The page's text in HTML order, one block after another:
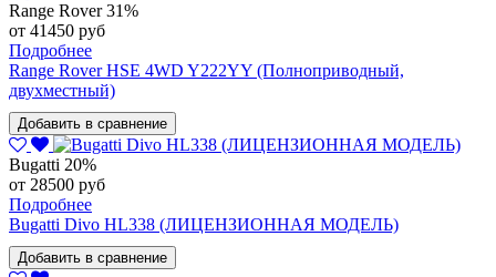
Range Rover31%
от 41450 руб
Подробнее
Range Rover HSE 4WD Y222YY (Полноприводный,
двухместный)
Добавить в сравнение
Bugatti 20%
от 28500 руб
Подробнее
Bugatti Divo HL338 (ЛИЦЕНЗИОННАЯ МОДЕЛЬ)
Добавить в сравнение